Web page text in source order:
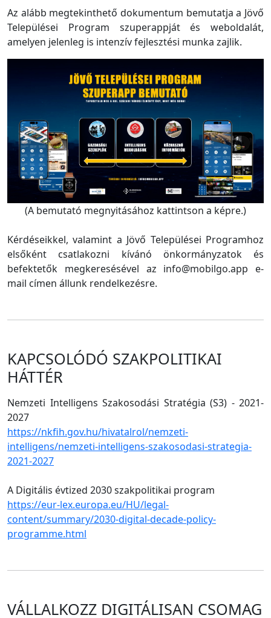
Az alább megtekinthető dokumentum bemutatja a Jövő
Települései Program szuperappját és weboldalát,
amelyen jelenleg is intenzív fejlesztési munka zajlik.
(A bemutató megnyitásához kattintson a képre.)
Kérdéseikkel, valamint a Jövő Települései Programhoz
elsőként csatlakozni kívánó önkormányzatok és
befektetők megkeresésével az info@mobilgo.app e-
mail címen állunk rendelkezésre.
KAPCSOLÓDÓ SZAKPOLITIKAI
HÁTTÉR
Nemzeti Intelligens Szakosodási Stratégia (S3) - 2021-
2027
https://nkfih.gov.hu/hivatalrol/nemzeti-
intelligens/nemzeti-intelligens-szakosodasi-strategia-
2021-2027
A Digitális évtized 2030 szakpolitikai program
https://eur-lex.europa.eu/HU/legal-
content/summary/2030-digital-decade-policy-
programme.html
VÁLLALKOZZ DIGITÁLISAN CSOMAG